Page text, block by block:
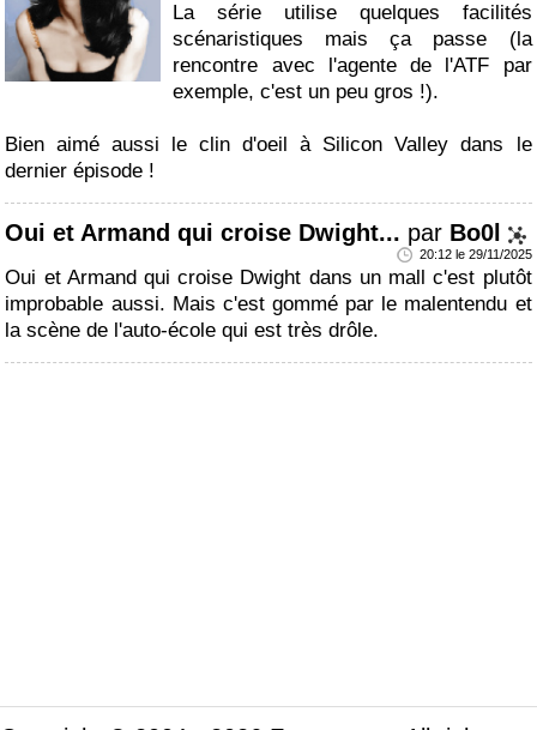
La série utilise quelques facilités
scénaristiques mais ça passe (la
rencontre avec l'agente de l'ATF par
exemple, c'est un peu gros !).
Bien aimé aussi le clin d'oeil à Silicon Valley dans le
dernier épisode !
Oui et Armand qui croise Dwight... par Bo0l
20:12 le 29/11/2025
Oui et Armand qui croise Dwight dans un mall c'est plutôt
improbable aussi. Mais c'est gommé par le malentendu et
la scène de l'auto-école qui est très drôle.